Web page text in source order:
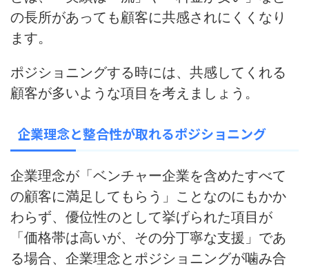
の長所があっても顧客に共感されにくくなり
ます。
ポジショニングする時には、共感してくれる
顧客が多いような項目を考えましょう。
企業理念と整合性が取れるポジショニング
企業理念が「ベンチャー企業を含めたすべて
の顧客に満足してもらう」ことなのにもかか
わらず、優位性のとして挙げられた項目が
「価格帯は高いが、その分丁寧な支援」であ
る場合、 企業理念とポジショニングが噛み合